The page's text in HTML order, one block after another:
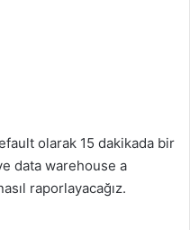
olarak 15 dakikada bir
data warehouse a
raporlayacağız.